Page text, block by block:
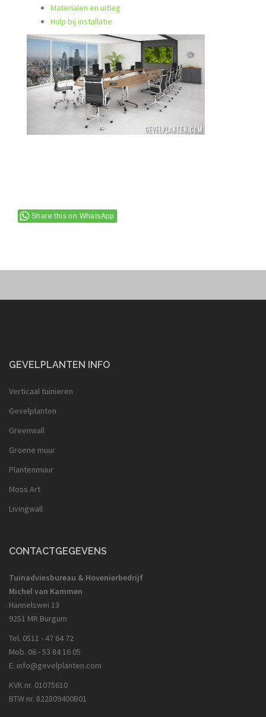
Materialen en uitleg
Hulp bij installatie
Share this on WhatsApp
GEVELPLANTEN INFO
Verticaal tuinieren
Gevelplanten
Greenwall
Groene muur
Plantenmuur
Moss Art
Livingwall
CONTACTGEGEVENS
Tuinadviesbureau & Hovenierbedrijf
Michel van Kammen
Hannelswei 13
9251 MR Burgum
Tel. 0511 - 47 64 72
Mob. 06 - 53 84 16 05
E. info@gevelplanten.com
KVK nr. 01075610
BTW nr. 822809400B01